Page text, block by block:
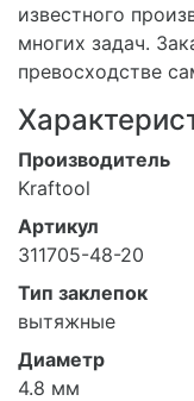
известного
многих задач.
превосходстве
Производитель
Kraftool
Артикул
311705-48-20
Тип заклепок
вытяжные
Диаметр
4.8 мм